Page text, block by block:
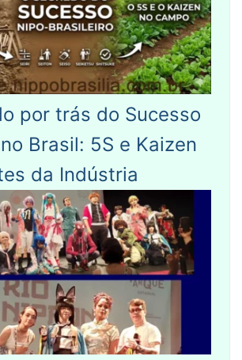
por trás do Sucesso
Brasil: 5S e Kaizen
da Indústria